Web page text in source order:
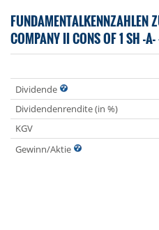
FUNDAMENTALKENNZAHLEN
COMPANY II CONS OF 1 SH -A-
Dividende
Dividendenrendite (in %)
KGV
Gewinn/Aktie